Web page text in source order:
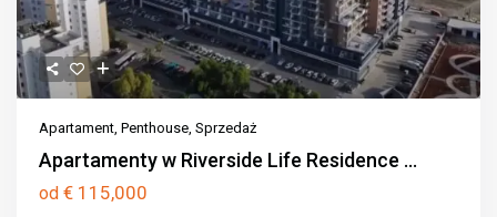
Apartament,Penthouse,Sprzedaż
Apartamenty w Riverside Life Residence ...
od€ 115,000